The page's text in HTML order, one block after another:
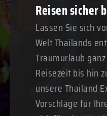
Reisen sicher
Lassen Sie sich
Welt Thailands
Traumurlaub
Reisezeit bis hin
unsere Thailand
Vorschläge für